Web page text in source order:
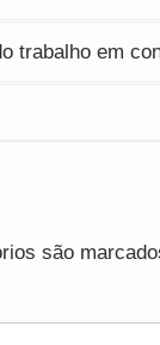
trabalho em
são